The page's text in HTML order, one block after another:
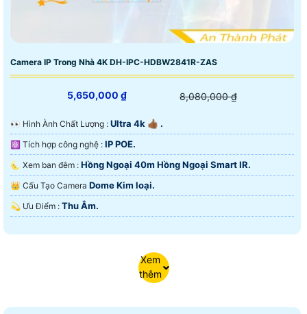
Camera IP Trong Nhà 4K DH-IPC-HDBW2841R-ZAS
5,650,000 ₫ 8,080,000 ₫
️👀 Hình Ành Chất Lượng : Ultra 4k 👍🏾 .
⚛️ Tích hợp công nghệ : IP POE.
🌜 Xem ban đêm : Hồng Ngoại 40m Hồng Ngoại Smart IR.
👑 Cấu Tạo Camera Dome Kim loại.
️💫 Ưu Điểm : Thu Âm.
Xem
thêm